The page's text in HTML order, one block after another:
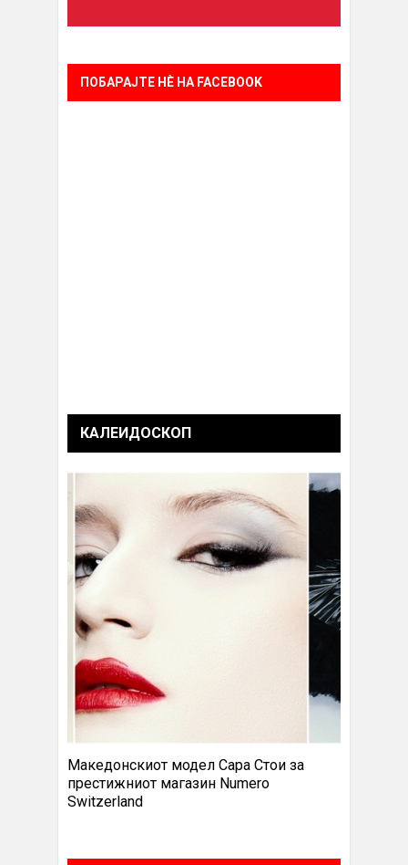
ПОБАРАЈТЕ НÈ НА FACEBOOK
КАЛЕИДОСКОП
Македонскиот модел Сара Стои за
престижниот магазин Numero
Switzerland